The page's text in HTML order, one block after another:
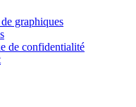
graphiques
de confidentialité